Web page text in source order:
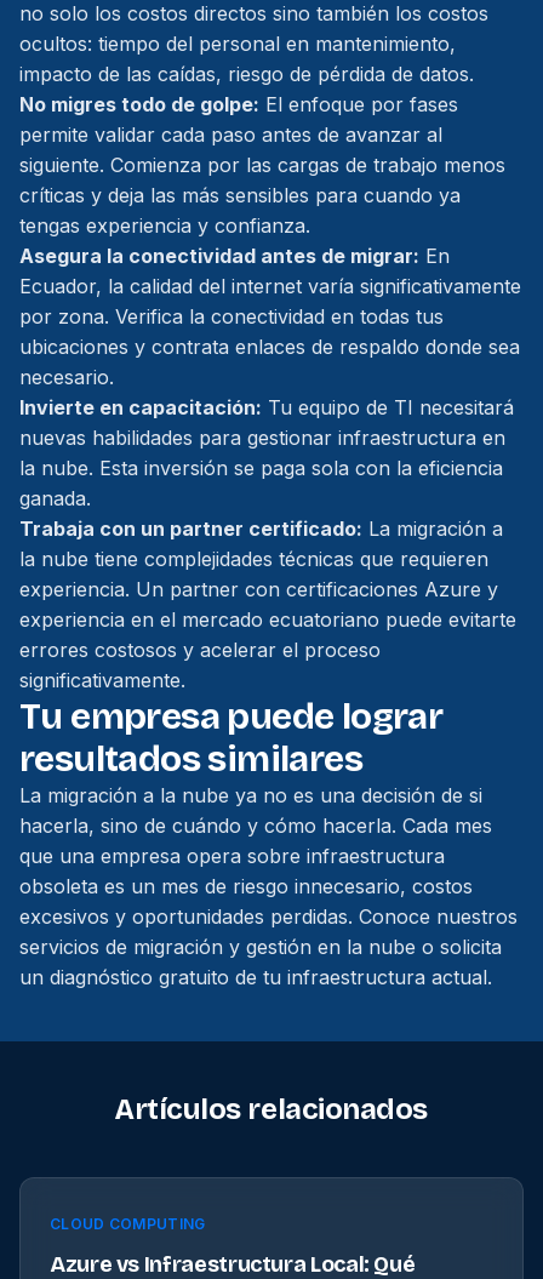
no solo los costos directos sino también los costos
ocultos: tiempo del personal en mantenimiento,
impacto de las caídas, riesgo de pérdida de datos.
No migres todo de golpe: El enfoque por fases
permite validar cada paso antes de avanzar al
siguiente. Comienza por las cargas de trabajo menos
críticas y deja las más sensibles para cuando ya
tengas experiencia y confianza.
Asegura la conectividad antes de migrar: En
Ecuador, la calidad del internet varía significativamente
por zona. Verifica la conectividad en todas tus
ubicaciones y contrata enlaces de respaldo donde sea
necesario.
Invierte en capacitación: Tu equipo de TI necesitará
nuevas habilidades para gestionar infraestructura en
la nube. Esta inversión se paga sola con la eficiencia
ganada.
Trabaja con un partner certificado: La migración a
la nube tiene complejidades técnicas que requieren
experiencia. Un partner con certificaciones Azure y
experiencia en el mercado ecuatoriano puede evitarte
errores costosos y acelerar el proceso
significativamente.
Tu empresa puede lograr
resultados similares
La migración a la nube ya no es una decisión de si
hacerla, sino de cuándo y cómo hacerla. Cada mes
que una empresa opera sobre infraestructura
obsoleta es un mes de riesgo innecesario, costos
excesivos y oportunidades perdidas. Conoce nuestros
servicios de migración y gestión en la nube o solicita
un diagnóstico gratuito de tu infraestructura actual.
Artículos relacionados
CLOUD COMPUTING
Azure vs Infraestructura Local: Qué